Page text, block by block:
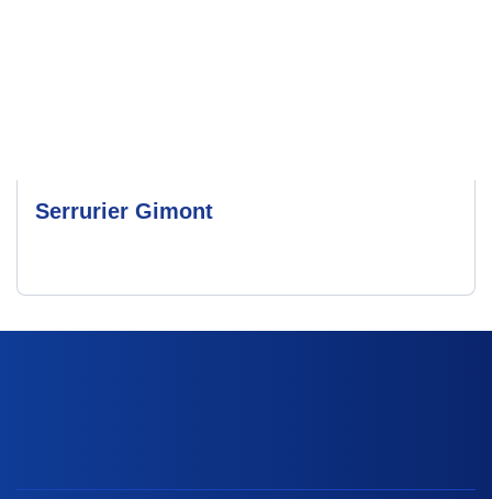
Serrurier Gimont